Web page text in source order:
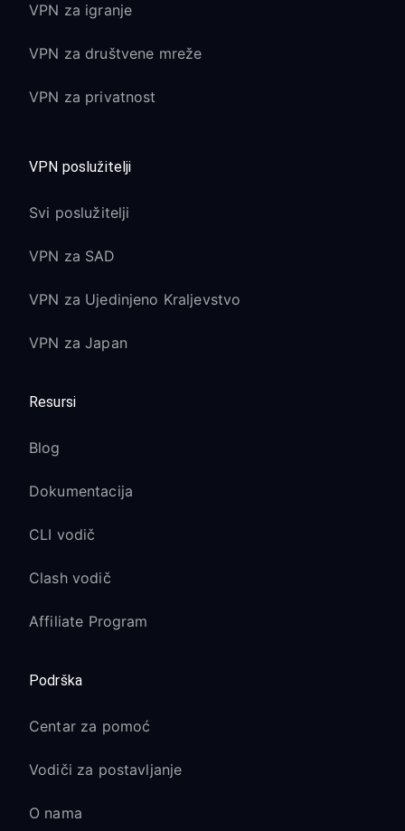
VPN za igranje
VPN za društvene mreže
VPN za privatnost
VPN poslužitelji
Svi poslužitelji
VPN za SAD
VPN za Ujedinjeno Kraljevstvo
VPN za Japan
Resursi
Blog
Dokumentacija
CLI vodič
Clash vodič
Affiliate Program
Podrška
Centar za pomoć
Vodiči za postavljanje
O nama